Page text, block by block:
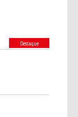
Destaque